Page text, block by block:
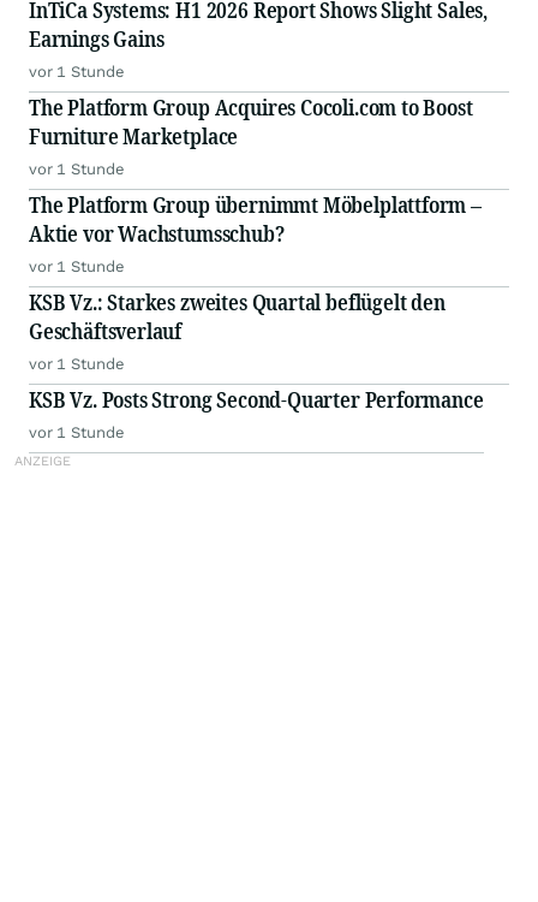
InTiCa Systems: H1 2026 Report Shows Slight Sales,
Earnings Gains
vor 1 Stunde
The Platform Group Acquires Cocoli.com to Boost
Furniture Marketplace
vor 1 Stunde
The Platform Group übernimmt Möbelplattform –
Aktie vor Wachstumsschub?
vor 1 Stunde
KSB Vz.: Starkes zweites Quartal beflügelt den
Geschäftsverlauf
vor 1 Stunde
KSB Vz. Posts Strong Second-Quarter Performance
vor 1 Stunde